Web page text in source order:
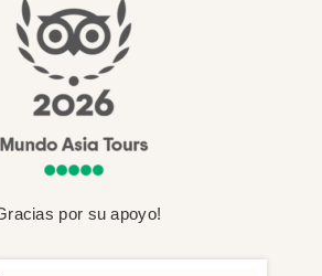
por su apoyo!